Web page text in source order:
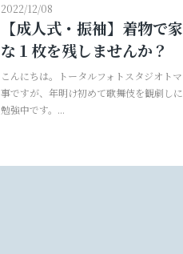
2022/12/08
【成人式・振袖】着物で
な１枚を残しませんか？
こんにちは。トータルフォトスタジオト
事ですが、年明け初めて歌舞伎を観劇し
勉強中です。...